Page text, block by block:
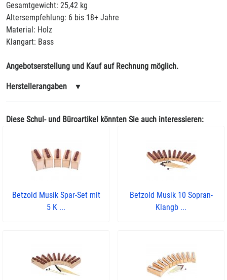
Gesamtgewicht: 25,42 kg
Altersempfehlung: 6 bis 18+ Jahre
Material: Holz
Klangart: Bass
Angebotserstellung und Kauf auf Rechnung möglich.
Herstellerangaben ▼
Diese Schul- und Büroartikel könnten Sie auch interessieren:
Betzold Musik Spar-Set mit
5 K ...
Betzold Musik 10 Sopran-
Klangb ...